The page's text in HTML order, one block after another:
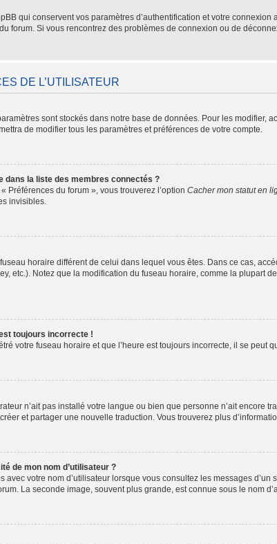
qui conservent vos paramètres d’authentification et votre
forum. Si vous rencontrez des problèmes de connexion ou de
DE L’UTILISATEUR
sont stockés dans notre base de données. Pour les modifier,
de modifier tous les paramètres et préférences de votre compte.
dans la liste des membres connectés ?
Préférences du forum », vous trouverez l’optionCacher mon statut en
invisibles.
fuseau horaire différent de celui dans lequel vous êtes. Dans ce cas,
etc.). Notez que la modification du fuseau horaire, comme la plupart
toujours incorrecte !
votre fuseau horaire et que l’heure est toujours incorrecte, il se
n’ait pas installé votre langue ou bien que personne n’ait
et partager une nouvelle traduction. Vous trouverez plus
de mon nom d’utilisateur ?
avec votre nom d’utilisateur lorsque vous consultez les messages
La seconde image, souvent plus grande, est connue sous le nom